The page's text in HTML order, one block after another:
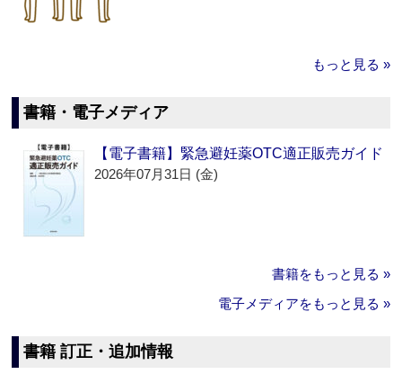
もっと見る »
書籍・電子メディア
【電子書籍】緊急避妊薬OTC適正販売ガイド
2026年07月31日 (金)
書籍をもっと見る »
電子メディアをもっと見る »
書籍 訂正・追加情報